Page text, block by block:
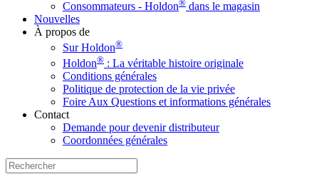
Consommateurs - Holdon
dans le magasin
Nouvelles
À propos de
Sur Holdon®
Holdon® : La véritable histoire originale
Conditions générales
Politique de protection de la vie privée
Foire Aux Questions et informations générales
Contact
Demande pour devenir distributeur
Coordonnées générales